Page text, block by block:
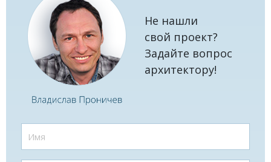
Не нашли
свой проект?
Задайте вопрос
архитектору!